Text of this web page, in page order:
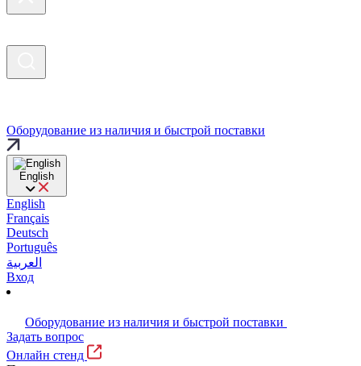
Оборудование из наличия и быстрой поставки
English
English
Français
Deutsch
Português
العربية
Вход
Оборудование из наличия и быстрой поставки
Задать вопрос
Онлайн стенд